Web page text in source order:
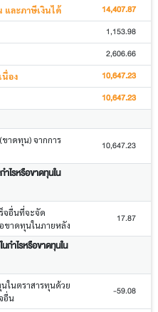
และภาษีเงินได้ 14,407.87
1,153.98
2,606.66
นื่อง 10,647.23
10,647.23
าดทุน) จากการ
10,647.23
ำไรหรือขาดทุนใน
จอื่นที่จะจัด
อขาดทุนในภายหลัง
17.87
นกำไรหรือขาดทุนใน
ในตราสารทุนด้วย
อื่น
-59.08